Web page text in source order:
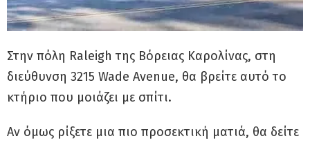
Στην πόλη Raleigh της Βόρειας Καρολίνας, στη
διεύθυνση 3215 Wade Avenue, θα βρείτε αυτό το
κτήριο που μοιάζει με σπίτι.
Αν όμως ρίξετε μια πιο προσεκτική ματιά, θα δείτε